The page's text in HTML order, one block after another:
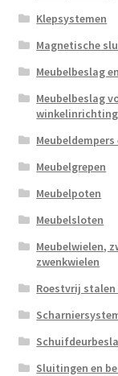
Klepsystemen
Magnetische
Meubelbeslag
Meubelbeslag
Meubelgrepen
Meubelpoten
Meubelsloten
Meubelwielen,
zwenkwielen
Roestvrij
Sluitingen en